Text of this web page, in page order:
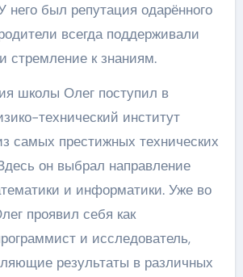
него был репутация одарённого
всегда поддерживали
стремление к знаниям.
школы Олег поступил в
технический институт
самых престижных технических
он выбрал направление
и информатики. Уже во
проявил себя как
и исследователь,
результаты в различных